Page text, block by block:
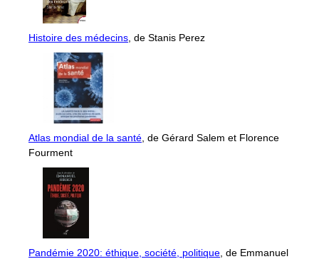
Histoire des médecins , de Stanis Perez
Atlas mondial de la santé , de Gérard Salem et Florence
Fourment
Pandémie 2020: éthique, société, politique , de Emmanuel